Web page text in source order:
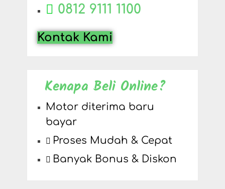
0812 9111 1100
Kontak Kami
Kenapa Beli Online?
Motor diterima baru
bayar
Proses Mudah & Cepat
Banyak Bonus & Diskon